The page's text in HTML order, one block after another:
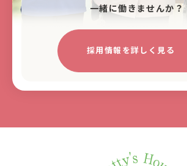
⼀緒に働きませんか？
採用情報を詳しく見る